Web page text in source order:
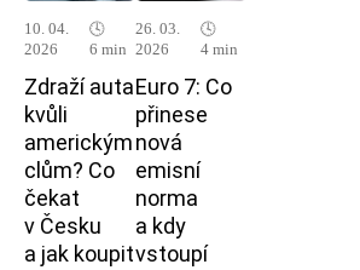
10. 04.
2026
🕓
6 min
Zdraží auta
kvůli
americkým
clům? Co
čekat
v Česku
a jak koupit
26. 03.
2026
🕓
4 min
Euro 7: Co
přinese
nová
emisní
norma
a kdy
vstoupí